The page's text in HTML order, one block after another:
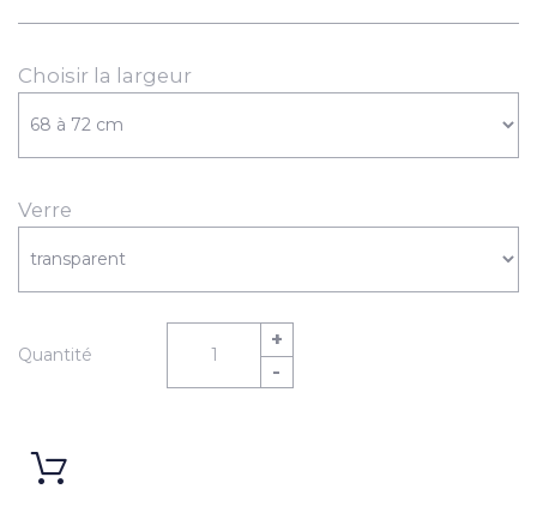
Choisir la largeur
Verre
Quantité
+
-